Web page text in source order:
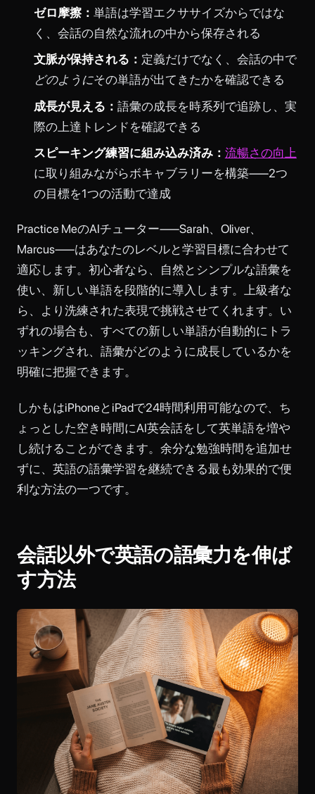
ゼロ摩擦： 単語は学習エクササイズからではな
く、会話の自然な流れの中から保存される
文脈が保持される： 定義だけでなく、会話の中で
どのようにその単語が出てきたかを確認できる
成長が見える： 語彙の成長を時系列で追跡し、実
際の上達トレンドを確認できる
スピーキング練習に組み込み済み： 流暢さの向上
に取り組みながらボキャブラリーを構築——2つ
の目標を1つの活動で達成
Practice MeのAIチューター——Sarah、Oliver、
Marcus——はあなたのレベルと学習目標に合わせて
適応します。初心者なら、自然とシンプルな語彙を
使い、新しい単語を段階的に導入します。上級者な
ら、より洗練された表現で挑戦させてくれます。い
ずれの場合も、すべての新しい単語が自動的にトラ
ッキングされ、語彙がどのように成長しているかを
明確に把握できます。
しかもはiPhoneとiPadで24時間利用可能なので、ち
ょっとした空き時間にAI英会話をして英単語を増や
し続けることができます。余分な勉強時間を追加せ
ずに、英語の語彙学習を継続できる最も効果的で便
利な方法の一つです。
会話以外で英語の語彙力を伸ば
す方法